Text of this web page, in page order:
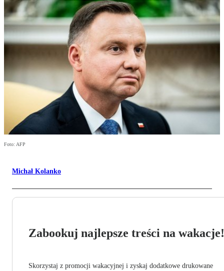
Foto: AFP
Michał Kolanko
Zabookuj najlepsze treści na wakacje!
Skorzystaj z promocji wakacyjnej i zyskaj dodatkowe drukowane